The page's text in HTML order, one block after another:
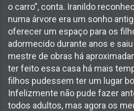
o carro”, conta. Iranildo
numa árvore era um sonho
oferecer um espaço para os
adormecido durante anos e
mestre de obras há
ter feito essa casa há mais
filhos pudessem ter um lugar
Infelizmente não pude fazer
todos adultos, mas agora os